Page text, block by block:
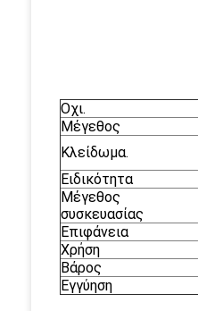
Οχι.
Μέγεθος
Κλείδωμα.
Ειδικότητα
Μέγεθος
συσκευασίας
Επιφάνεια
Χρήση
Βάρος
Εγγύηση